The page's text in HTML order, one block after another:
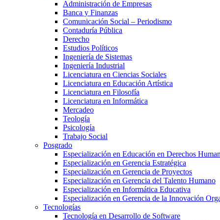
Administración de Empresas
Banca y Finanzas
Comunicación Social – Periodismo
Contaduría Pública
Derecho
Estudios Políticos
Ingeniería de Sistemas
Ingeniería Industrial
Licenciatura en Ciencias Sociales
Licenciatura en Educación Artística
Licenciatura en Filosofía
Licenciatura en Informática
Mercadeo
Teología
Psicología
Trabajo Social
Posgrado
Especialización en Educación en Derechos
Especialización en Gerencia Estratégica
Especialización en Gerencia de Proyectos
Especialización en Gerencia del Talento Humano
Especialización en Informática Educativa
Especialización en Gerencia de la Innovación
Tecnologías
Tecnología en Desarrollo de Software